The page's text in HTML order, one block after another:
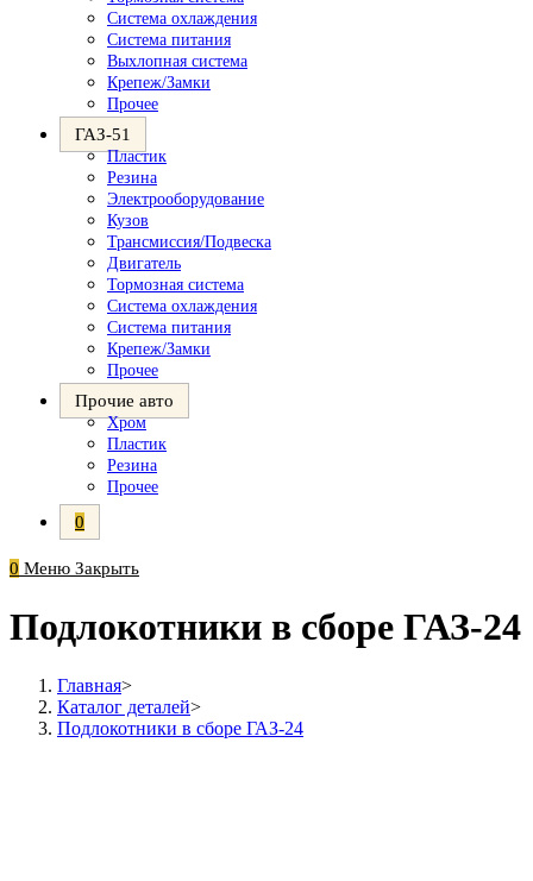
Система охлаждения
Система питания
Выхлопная система
Крепеж/Замки
Прочее
ГАЗ-51
Пластик
Резина
Электрооборудование
Кузов
Трансмиссия/Подвеска
Двигатель
Тормозная система
Система охлаждения
Система питания
Крепеж/Замки
Прочее
Прочие авто
Хром
Пластик
Резина
Прочее
0
0 Меню Закрыть
Подлокотники в сборе ГАЗ-24
Главная>
Каталог деталей>
Подлокотники в сборе ГАЗ-24